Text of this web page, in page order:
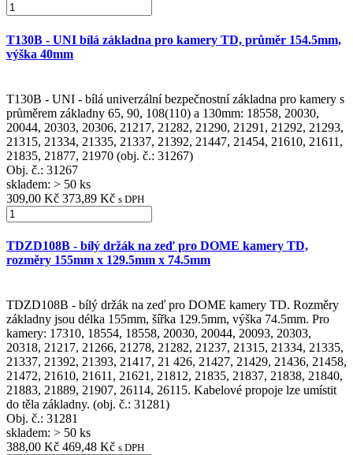
T130B - UNI bílá základna pro kamery TD, průměr 154.5mm,
výška 40mm
T130B - UNI - bílá univerzální bezpečnostní základna pro kamery s
průměrem základny 65, 90, 108(110) a 130mm: 18558, 20030,
20044, 20303, 20306, 21217, 21282, 21290, 21291, 21292, 21293,
21315, 21334, 21335, 21337, 21392, 21447, 21454, 21610, 21611,
21835, 21877, 21970 (obj. č.: 31267)
Obj. č.: 31267
skladem: > 50 ks
309,00 Kč 373,89 Kč s DPH
TDZD108B - bílý držák na zeď pro DOME kamery TD,
rozměry 155mm x 129.5mm x 74.5mm
TDZD108B - bílý držák na zeď pro DOME kamery TD. Rozměry
základny jsou délka 155mm, šířka 129.5mm, výška 74.5mm. Pro
kamery: 17310, 18554, 18558, 20030, 20044, 20093, 20303,
20318, 21217, 21266, 21278, 21282, 21237, 21315, 21334, 21335,
21337, 21392, 21393, 21417, 21 426, 21427, 21429, 21436, 21458,
21472, 21610, 21611, 21621, 21812, 21835, 21837, 21838, 21840,
21883, 21889, 21907, 26114, 26115. Kabelové propoje lze umístit
do těla základny. (obj. č.: 31281)
Obj. č.: 31281
skladem: > 50 ks
388,00 Kč 469,48 Kč s DPH